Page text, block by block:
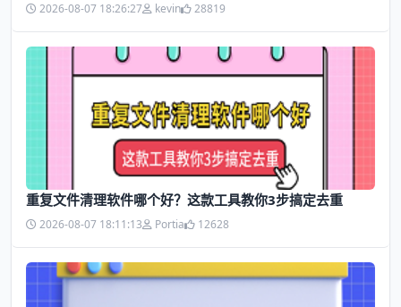
2026-08-07 18:26:27 kevin 28819
​重复文件清理软件哪个好？这款工具教你3步搞定去重
2026-08-07 18:11:13 Portia 12628